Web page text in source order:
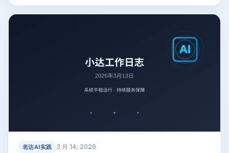
老达AI实践 3 月 14, 2026